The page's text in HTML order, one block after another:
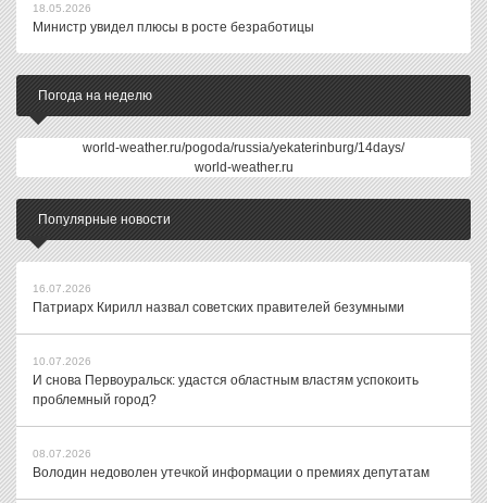
18.05.2026
Министр увидел плюсы в росте безработицы
Погода на неделю
world-weather.ru/pogoda/russia/yekaterinburg/14days/
world-weather.ru
Популярные новости
16.07.2026
Патриарх Кирилл назвал советских правителей безумными
10.07.2026
И снова Первоуральск: удастся областным властям успокоить
проблемный город?
08.07.2026
Володин недоволен утечкой информации о премиях депутатам